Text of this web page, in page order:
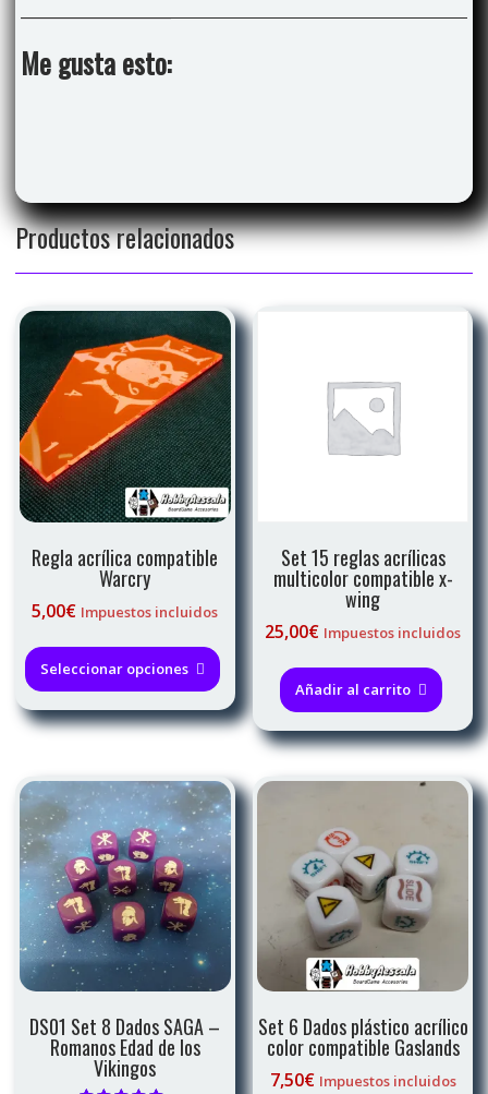
Me gusta esto:
Productos relacionados
Regla acrílica compatible
Warcry
5,00€ Impuestos incluidos
Seleccionar opciones
producto
tiene
múltiples
variantes.
opciones
se
pueden
elegir
en
página
producto
Set 15 reglas acrílicas
multicolor compatible x-
wing
25,00€ Impuestos incluidos
Añadir al carrito
DS01 Set 8 Dados SAGA –
Romanos Edad de los
Vikingos
Set 6 Dados plástico acrílico
color compatible Gaslands
7,50€ Impuestos incluidos